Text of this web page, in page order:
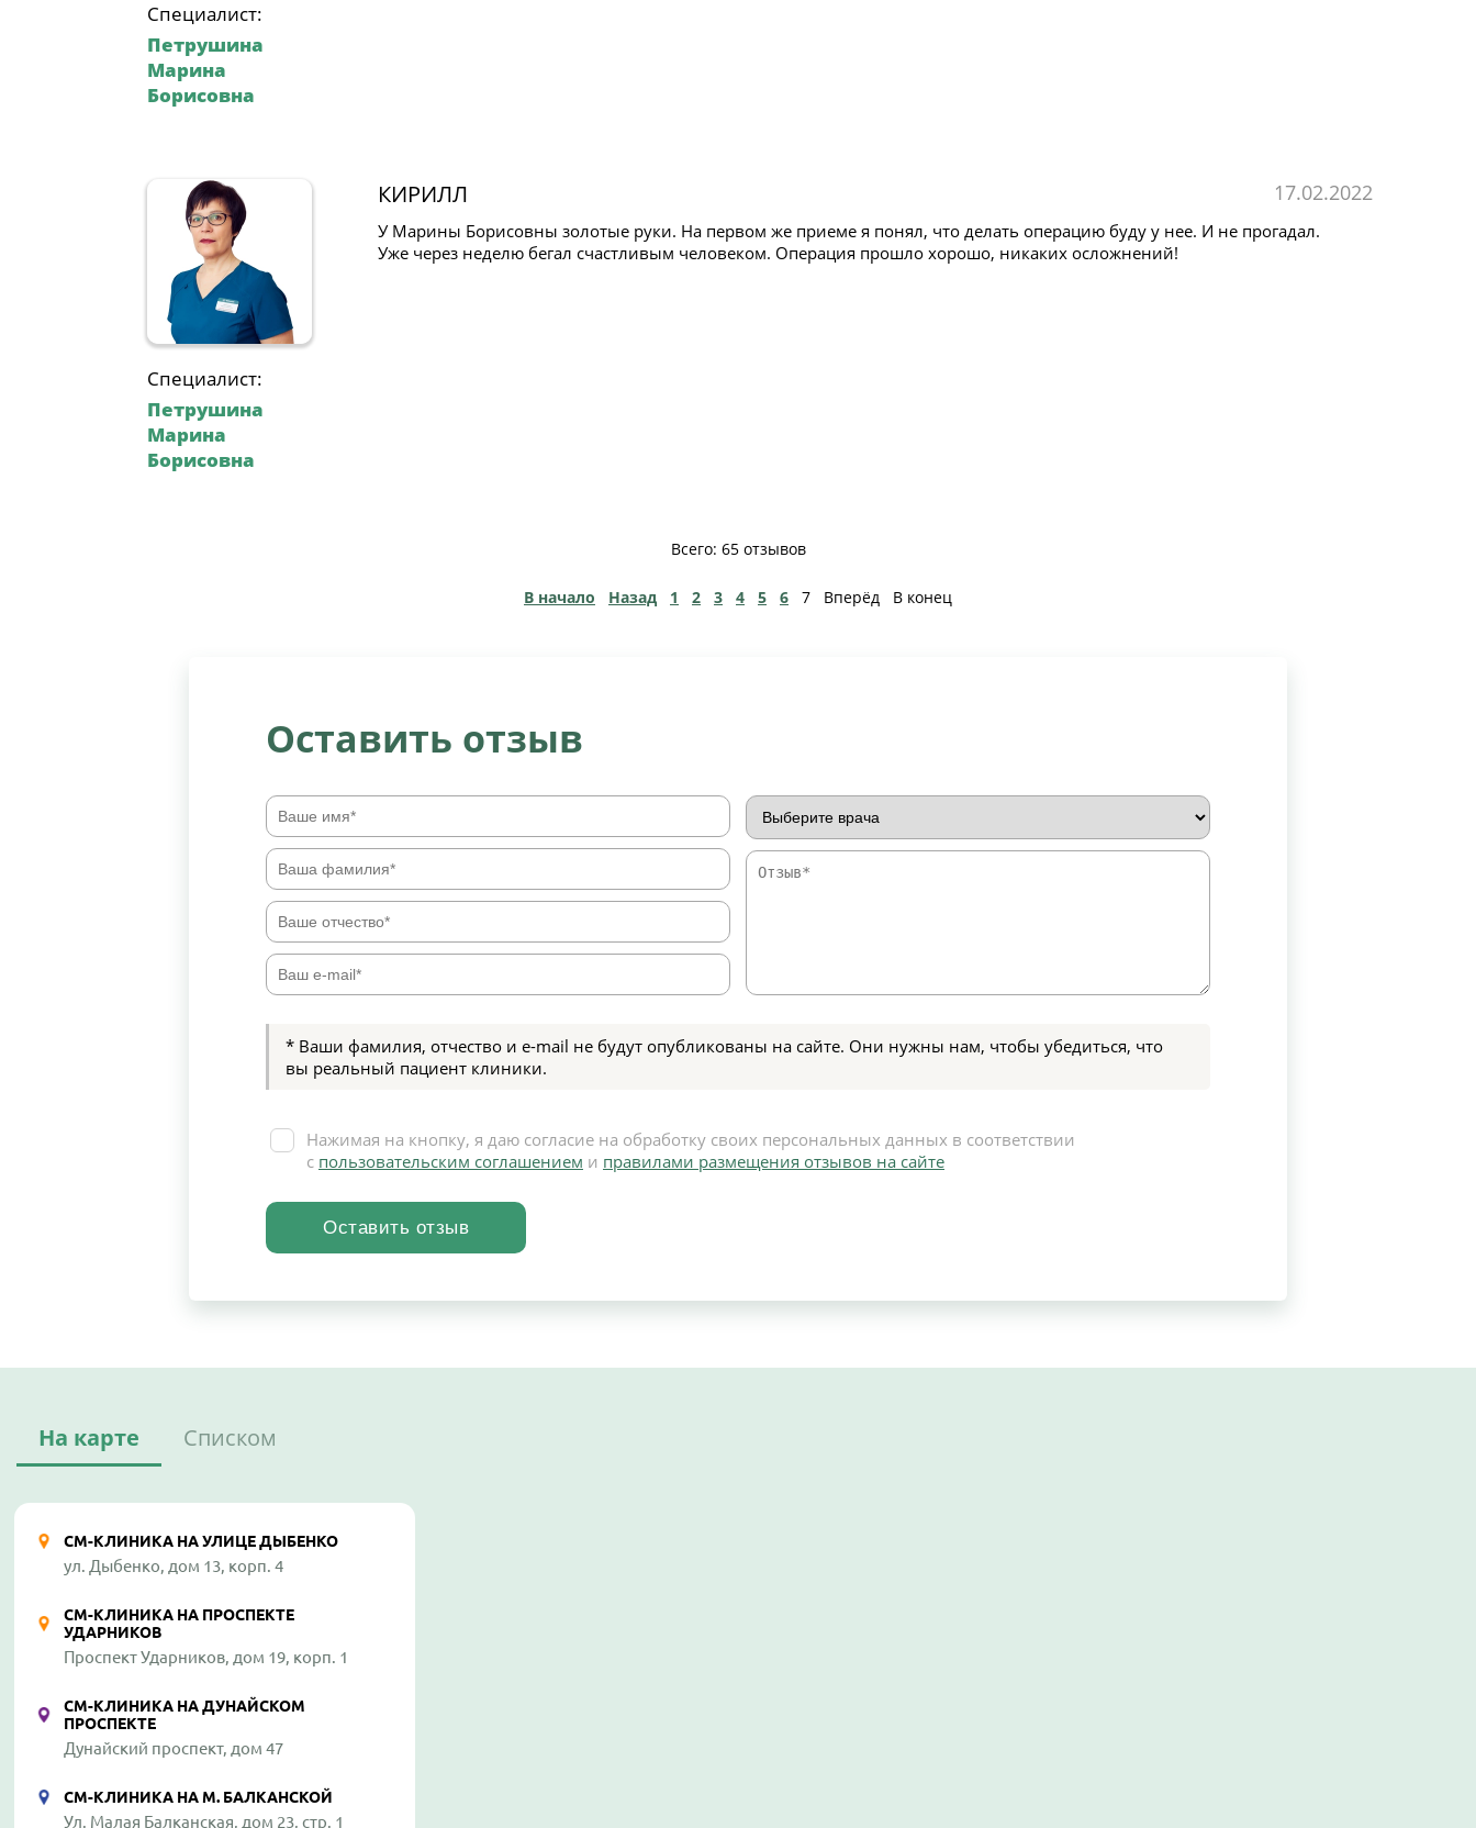
Специалист:
Петрушина
Марина
Борисовна
Специалист:
Петрушина
Марина
Борисовна
КИРИЛЛ 17.02.2022
У Марины Борисовны золотые руки. На первом же приеме я понял, что делать операцию буду у нее. И не прогадал.
Уже через неделю бегал счастливым человеком. Операция прошло хорошо, никаких осложнений!
Всего: 65 отзывов
В начало Назад 1 2 3 4 5 6 7 Вперёд В конец
Оставить отзыв
* Ваши фамилия, отчество и e-mail не будут опубликованы на сайте. Они нужны нам, чтобы убедиться, что
вы реальный пациент клиники.
Нажимая на кнопку, я даю согласие на обработку своих персональных данных в соответствии
с пользовательским соглашением и правилами размещения отзывов на сайте
На карте Списком
СМ-КЛИНИКА НА УЛИЦЕ ДЫБЕНКО
ул. Дыбенко, дом 13, корп. 4
СМ-КЛИНИКА НА ПРОСПЕКТЕ
УДАРНИКОВ
Проспект Ударников, дом 19, корп. 1
СМ-КЛИНИКА НА ДУНАЙСКОМ
ПРОСПЕКТЕ
Дунайский проспект, дом 47
СМ-КЛИНИКА НА М. БАЛКАНСКОЙ
Ул. Малая Балканская, дом 23, стр. 1